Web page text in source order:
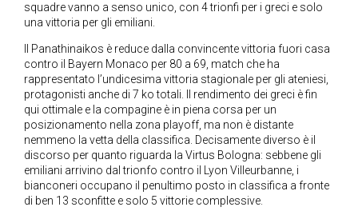
squadre vanno a senso unico, con 4 trionfi per i greci e solo
una vittoria per gli emiliani.
Il Panathinaikos è reduce dalla convincente vittoria fuori casa
contro il Bayern Monaco per 80 a 69, match che ha
rappresentato l’undicesima vittoria stagionale per gli ateniesi,
protagonisti anche di 7 ko totali. Il rendimento dei greci è fin
qui ottimale e la compagine è in piena corsa per un
posizionamento nella zona playoff, ma non è distante
nemmeno la vetta della classifica. Decisamente diverso è il
discorso per quanto riguarda la Virtus Bologna: sebbene gli
emiliani arrivino dal trionfo contro il Lyon Villeurbanne, i
bianconeri occupano il penultimo posto in classifica a fronte
di ben 13 sconfitte e solo 5 vittorie complessive.